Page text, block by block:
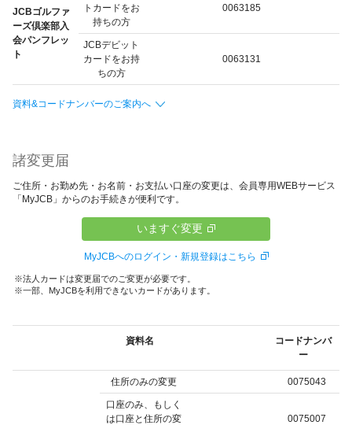
JCBゴルファ
ーズ倶楽部入
会パンフレッ
ト
トカードをお
持ちの方
0063185
JCBデビット
カードをお持
ちの方
0063131
資料&コードナンバーのご案内へ
諸変更届
ご住所・お勤め先・お名前・お支払い口座の変更は、会員専用WEBサービス
「MyJCB」からのお手続きが便利です。
いますぐ変更
MyJCBへのログイン・新規登録はこちら
法人カードは変更届でのご変更が必要です。
一部、MyJCBを利用できないカードがあります。
資料名
コードナンバ
ー
住所のみの変更 0075043
口座のみ、もしく
は口座と住所の変
0075007